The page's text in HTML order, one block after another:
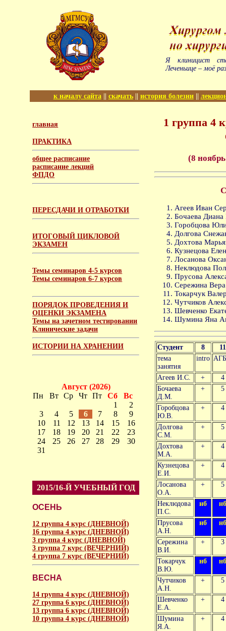
Я клиницист
Леченьице – моё
к началу сайта || скачать|| история болезни||
главная
ПРАКТИКА
общее расписание
расписание лекций
ФПДО
ПЕРЕСДАЧИ И ОТРАБОТКИ
ИТОГОВЫЙ ЦИКЛОВОЙ
ЭКЗАМЕН
Темы семинаров 4-5 курсов
Темы семинаров 6-7 курсов
ПОРЯДОК ПРОВЕДЕНИЯ И
ОЦЕНКИ ЭКЗАМЕНА
Темы на зачетном тестировании
Клинические задачи
ИСТОРИИ НА ХРАНЕНИИ
Август (2026)
Пн
Вт Ср Чт Пт Сб
Вс
1
2
3
4 5 6 7 8
9
10
11 12 13 14 15
16
17
18 19 20 21 22
23
24
25 26 27 28 29
30
31
2015/16-Й УЧЕБНЫЙ ГОД
ОСЕНЬ
12 группа 4 курс (ДНЕВНОЙ)
16 группа 4 курс (ДНЕВНОЙ)
3 группа 4 курс (ДНЕВНОЙ)
3 группа 7 курс (ВЕЧЕРНИЙ)
4 группа 7 курс (ВЕЧЕРНИЙ)
ВЕСНА
14 группа 4 курс (ДНЕВНОЙ)
27 группа 6 курс (ДНЕВНОЙ)
13 группа 6 курс (ДНЕВНОЙ)
10 группа 4 курс (ДНЕВНОЙ)
1 группа 4
(8
Агеев Иван
Бочаева
Горобцова
Долгова
Дохтова
Кузнецова
Лосанова
Неклюдова
Прусова
Сережина
Токарчук
Чутчиков
Шевченко
Шумина Яна
Студент 8
11
тема
занятия
intro
Агеев И.С. +
4
Бочаева
Д.М.
+ 5
Горобцова
Ю.В.
+ 4
Долгова
С.М.
+ 5
Дохтова
М.А.
+ 4
Кузнецова
Е.И.
+ 4
Лосанова
О.А.
+ 5
Неклюдова
П.С.
нб нб
Прусова
А.Н.
нб нб
Сережина
В.И.
+ 3
Токарчук
В.Ю.
нб нб
Чутчиков
А.Н.
+ 5
Шевченко
Е.А.
+ 4
Шумина
Я.А.
+ 4